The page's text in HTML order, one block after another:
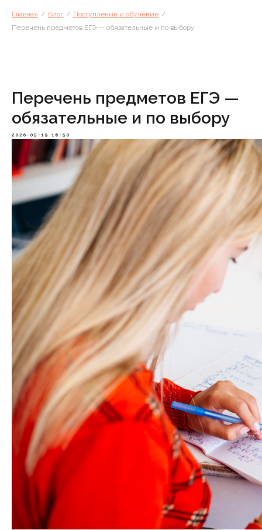
Главная / Блог / Поступление и обучение /
Перечень предметов ЕГЭ — обязательные и по выбору
Перечень предметов ЕГЭ —
обязательные и по выбору
2026-05-19 18:50